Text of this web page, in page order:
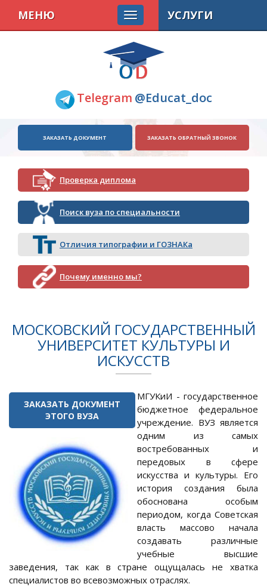
Telegram @Educat_doc
МЕНЮ
ЗАКАЗАТЬ ДОКУМЕНТ ЗАКАЗАТЬ ОБРАТНЫЙ ЗВОНОК
Проверка диплома
Поиск вуза по специальности
Отличия типографии и ГОЗНАКа
Почему именно мы?
УСЛУГИ
МОСКОВСКИЙ ГОСУДАРСТВЕННЫЙ
УНИВЕРСИТЕТ КУЛЬТУРЫ И
ИСКУССТВ
ЗАКАЗАТЬ ДОКУМЕНТ
ЭТОГО ВУЗА
МГУКиИ - государственное
бюджетное федеральное
учреждение. ВУЗ является
одним из самых
востребованных и
передовых в сфере
искусства и культуры. Его
история создания была
обоснована особым
периодом, когда Советская
власть массово начала
создавать различные
учебные высшие
заведения, так как в стране ощущалась не хватка
специалистов во всевозможных отраслях.